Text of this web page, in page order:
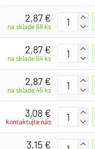
2,87 €
na sklade 68 ks
2,87 €
na sklade 64 ks
2,87 €
na sklade 45 ks
3,08 €
kontaktujte nás
3,15 €